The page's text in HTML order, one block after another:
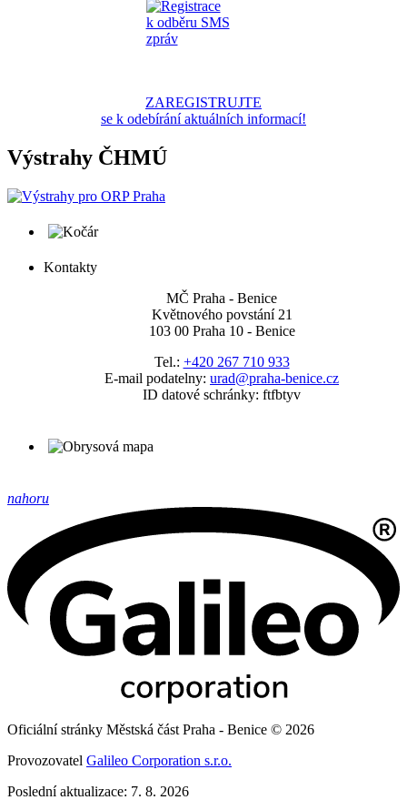
ZAREGISTRUJTE
se k odebírání aktuálních informací!
Výstrahy ČHMÚ
Kontakty
MČ Praha - Benice
Květnového povstání 21
103 00 Praha 10 - Benice
Tel.: +420 267 710 933
E-mail podatelny: urad@praha-benice.cz
ID datové schránky: ftfbtyv
nahoru
Oficiální stránky Městská část Praha - Benice © 2026
Provozovatel Galileo Corporation s.r.o.
Poslední aktualizace: 7. 8. 2026